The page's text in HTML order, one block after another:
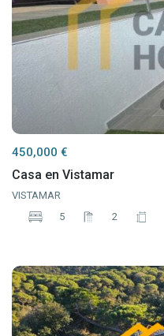
450,000 €
Casa en Vistamar
VISTAMAR
5
2